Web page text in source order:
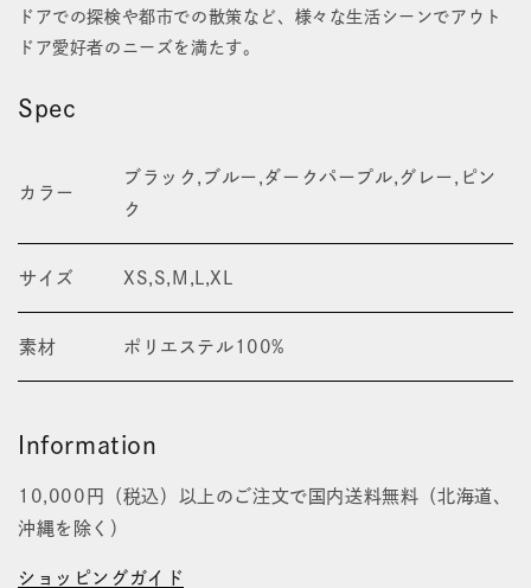
ドアでの探検や都市での散策など、様々な生活シーンでアウト
ドア愛好者のニーズを満たす。
Spec
カラー
ブラック,ブルー,ダークパープル,グレー,ピン
ク
サイズ XS,S,M,L,XL
素材 ポリエステル100%
Information
10,000円（税込）以上のご注文で国内送料無料（北海道、
沖縄を除く）
ショッピングガイド